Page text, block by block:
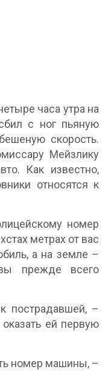
часа утра на
с ног пьяную
скорость.
Мейзлику
Как известно,
относятся к
номер
метрах от вас
а на земле –
прежде всего
пострадавшей, –
ей первую
номер машины, –